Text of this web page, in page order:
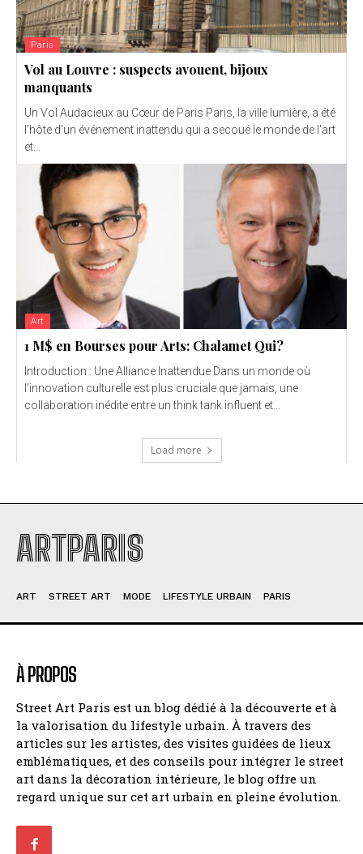
Paris
Vol au Louvre : suspects avouent, bijoux
manquants
Un Vol Audacieux au Cœur de Paris Paris, la ville lumière, a été
l'hôte d'un événement inattendu qui a secoué le monde de l'art
et...
Art
1 M$ en Bourses pour Arts: Chalamet Qui?
Introduction : Une Alliance Inattendue Dans un monde où
l'innovation culturelle est plus cruciale que jamais, une
collaboration inédite entre un think tank influent et...
Load more
ARTPARIS
ART STREET ART MODE LIFESTYLE URBAIN PARIS
À PROPOS
Street Art Paris est un blog dédié à la découverte et à
la valorisation du lifestyle urbain. À travers des
articles sur les artistes, des visites guidées de lieux
emblématiques, et des conseils pour intégrer le street
art dans la décoration intérieure, le blog offre un
regard unique sur cet art urbain en pleine évolution.